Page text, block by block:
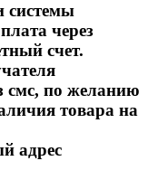
системы
через
счет.
смс, по желанию
товара на
адрес